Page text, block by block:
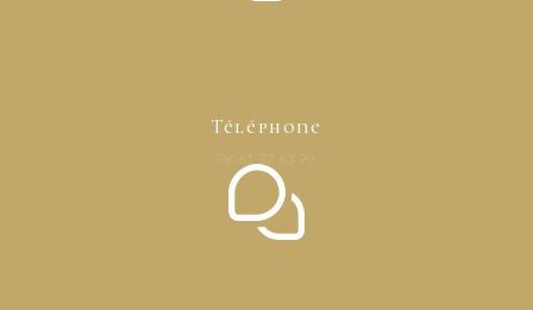
Téléphone
06 61 32 63 99